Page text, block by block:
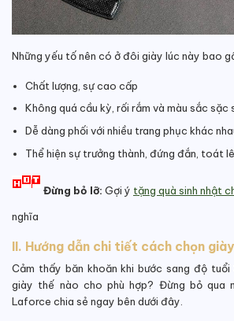
Những yếu tố nên có ở đôi giày lúc này bao
Chất lượng, sự cao cấp
Không quá cầu kỳ, rối rắm và màu sắc sặc
Dễ dàng phối với nhiều trang phục khác
Thể hiện sự trưởng thành, đứng đắn, toát
Đừng bỏ lỡ: Gợi ý tặng quà sinh nhật
nghĩa
II. Hướng dẫn chi tiết cách chọn
Cảm thấy băn khoăn khi bước sang độ
giày thế nào cho phù hợp? Đừng bỏ qua
Laforce chia sẻ ngay bên dưới đây.